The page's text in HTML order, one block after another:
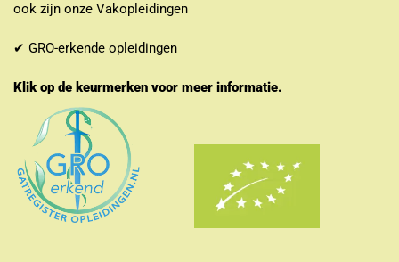
ook zijn onze Vakopleidingen
✔ GRO-erkende opleidingen
Klik op de keurmerken voor meer informatie.